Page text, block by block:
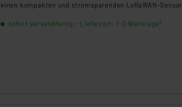
einen kompakten und stromsparenden LoRaWAN-
sofort versandfertig - Lieferzeit: 1-2 Werktage²